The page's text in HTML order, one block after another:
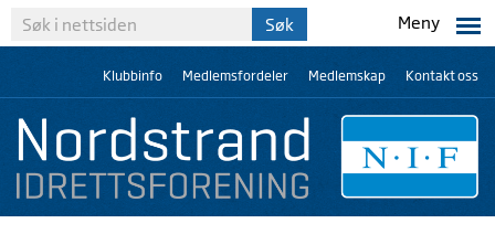
Meny
Klubbinfo Medlemsfordeler Medlemskap Kontakt oss